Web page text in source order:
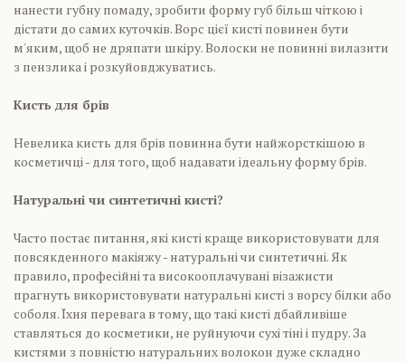
нанести губну помаду, зробити форму губ більш чіткою і
дістати до самих куточків. Ворс цієї кисті повинен бути
м'яким, щоб не дряпати шкіру. Волоски не повинні вилазити
з пензлика і розкуйовджуватись.
Кисть для брів
Невелика кисть для брів повинна бути найжорсткішою в
косметичці - для того, щоб надавати ідеальну форму брів.
Натуральні чи синтетичні кисті?
Часто постає питання, які кисті краще використовувати для
повсякденного макіяжу - натуральні чи синтетичні. Як
правило, професійні та високооплачувані візажисти
прагнуть використовувати натуральні кисті з ворсу білки або
соболя. Їхня перевага в тому, що такі кисті дбайливіше
ставляться до косметики, не руйнуючи сухі тіні і пудру. За
кистями з повністю натуральних волокон дуже складно